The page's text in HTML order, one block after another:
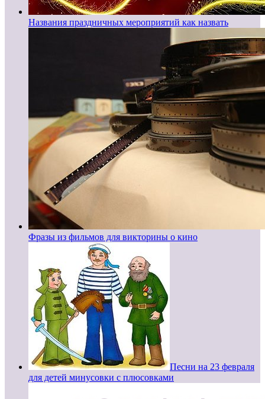
Названия праздничных мероприятий как назвать
Фразы из фильмов для викторины о кино
Песни на 23 февраля
для детей минусовки с плюсовками